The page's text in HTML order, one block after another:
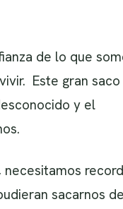
de lo que
Este gran
y el
sacarnos